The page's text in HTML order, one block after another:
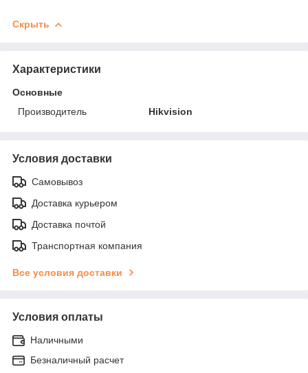
Скрыть
Характеристики
Основные
Производитель
Hikvision
Условия доставки
Самовывоз
Доставка курьером
Доставка почтой
Транспортная компания
Все условия доставки
Условия оплаты
Наличными
Безналичный расчет